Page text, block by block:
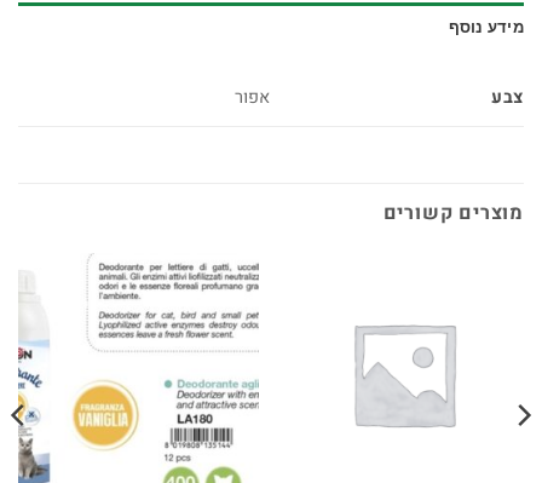
מידע נוסף
צבע אפור
מוצרים קשורים